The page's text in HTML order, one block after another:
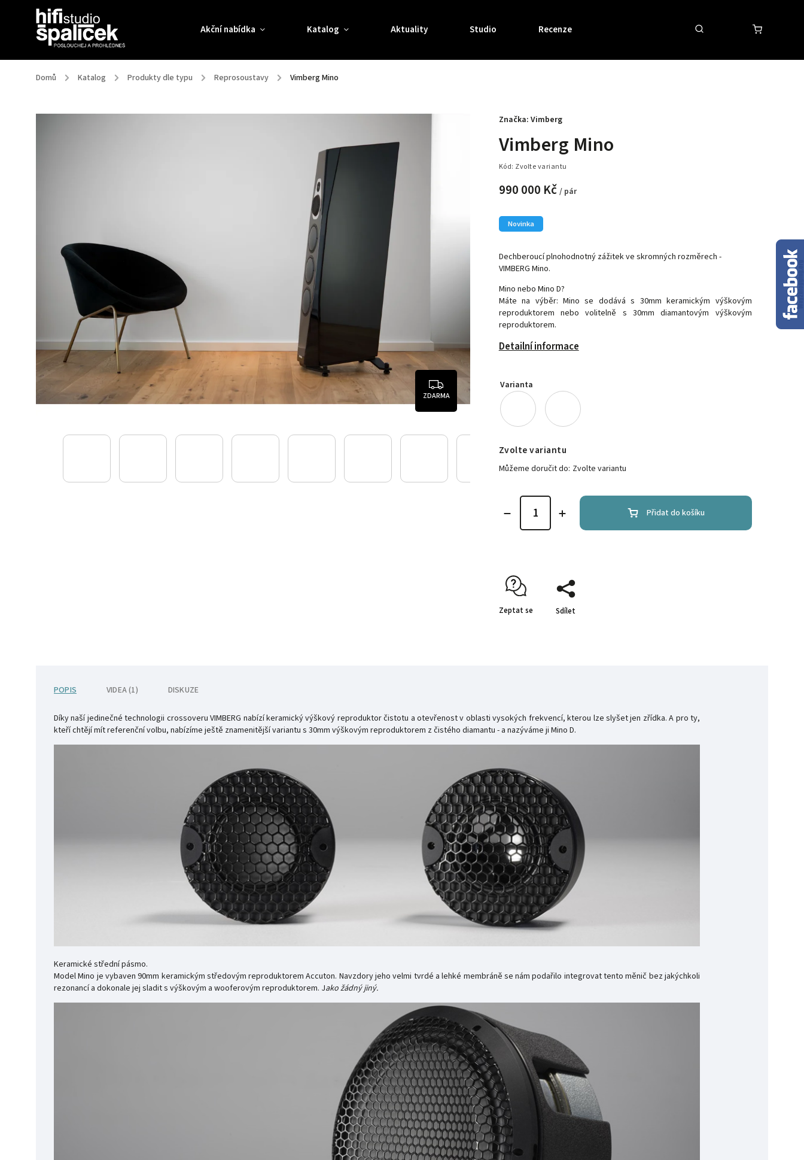
Akční nabídka Katalog Aktuality Studio Recenze Kontakty
Domů / Katalog / Produkty dle typu / Reprosoustavy / Vimberg Mino
ZDARMA
Vimberg Mino
Kód: Zvolte variantu
990 000 Kč / pár
Dechberoucí plnohodnotný zážitek ve skromných rozměrech -
VIMBERG Mino.
Mino nebo Mino D?
Máte na výběr: Mino se dodává s 30mm keramickým výškovým
reproduktorem nebo volitelně s 30mm diamantovým výškovým
reproduktorem.
Detailní informace
Novinka
Značka: Vimberg
Varianta
Zvolte variantu
Můžeme doručit do: Zvolte variantu
Přidat do košíku
Zeptat se Sdílet
POPIS VIDEA (1) DISKUZE
Díky naší jedinečné technologii crossoveru VIMBERG nabízí keramický výškový reproduktor čistotu a otevřenost v oblasti vysokých frekvencí, kterou lze slyšet jen zřídka. A pro ty,
kteří chtějí mít referenční volbu, nabízíme ještě znamenitější variantu s 30mm výškovým reproduktorem z čistého diamantu - a nazýváme ji Mino D.
Keramické střední pásmo.
Model Mino je vybaven 90mm keramickým středovým reproduktorem Accuton. Navzdory jeho velmi tvrdé a lehké membráně se nám podařilo integrovat tento měnič bez jakýchkoli
rezonancí a dokonale jej sladit s výškovým a wooferovým reproduktorem. Jako žádný jiný.